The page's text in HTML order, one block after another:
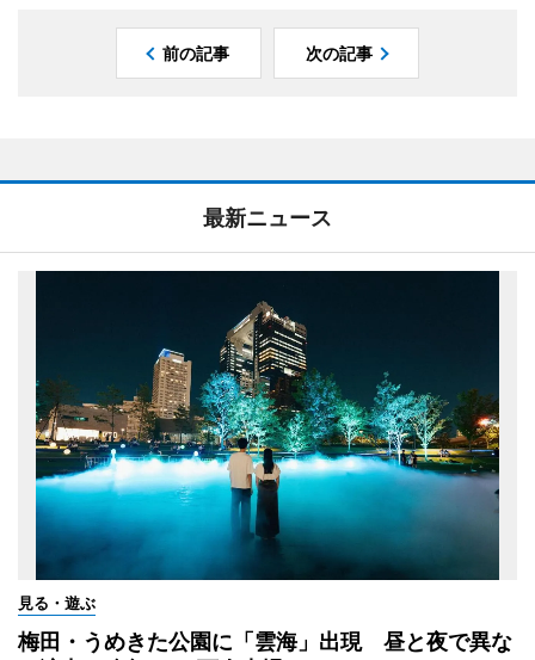
前の記事 次の記事
最新ニュース
見る・遊ぶ
梅田・うめきた公園に「雲海」出現 昼と夜で異な